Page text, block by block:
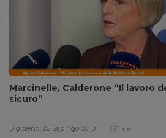
Marcinelle, Calderone “Il lavoro
sicuro”
Digitrend, 26 Sab Ago 00:18 1 min